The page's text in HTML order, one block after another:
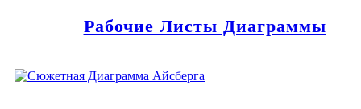
Рабочие Листы Диаграммы